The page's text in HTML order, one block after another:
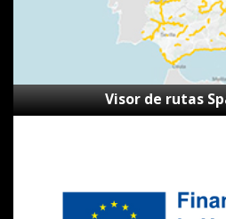
Visor de rutas